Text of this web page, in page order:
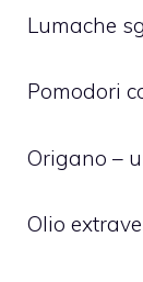
Lumache
Pomodori
Origano –
Olio